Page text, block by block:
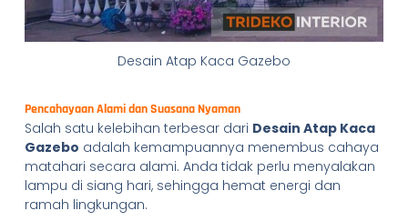
Desain Atap Kaca Gazebo
Pencahayaan Alami dan Suasana Nyaman
Salah satu kelebihan terbesar dari Desain Atap Kaca
Gazebo adalah kemampuannya menembus cahaya
matahari secara alami. Anda tidak perlu menyalakan
lampu di siang hari, sehingga hemat energi dan
ramah lingkungan.